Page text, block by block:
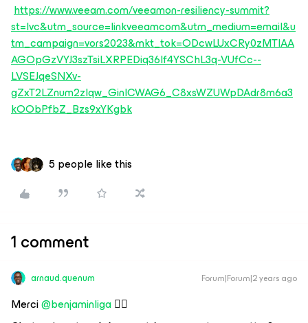
https://www.veeam.com/veeamon-resiliency-summit?
st=lvc&utm_source=linkveeamcom&utm_medium=email&u
tm_campaign=vors2023&mkt_tok=ODcwLUxCRy0zMTIAA
AGOpGzVYJ3szTsiLXRPEDiq36lf4YSChL3q-VUfCc--
LVSEJqeSNXv-
gZxT2LZnum2zIqw_GinICWAG6_C8xsWZUWpDAdr8m6a3
kOObPfbZ_Bzs9xYKgbk
5 people like this
1 comment
arnaud.quenum Forum|Forum|2 years ago
Merci@benjaminliga👍🏾